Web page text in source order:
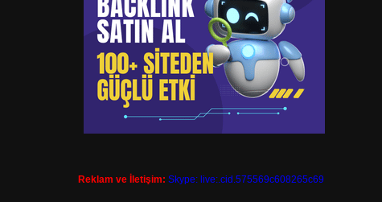
Reklam ve İletişim: Skype: live:.cid.575569c608265c69